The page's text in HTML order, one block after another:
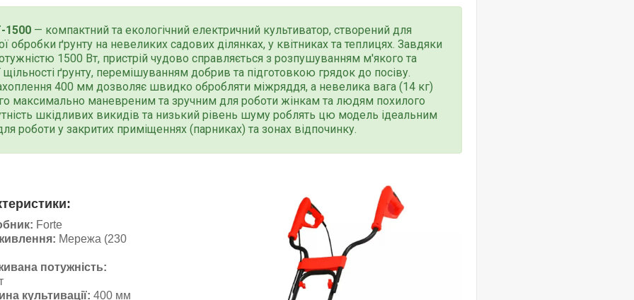
1500 — компактний та екологічний електричний культиватор, створений для
обробки ґрунту на невеликих садових ділянках, у квітниках та теплицях. Завдяки
1500 Вт, пристрій чудово справляється з розпушуванням м'якого та
щільності ґрунту, перемішуванням добрив та підготовкою грядок до посіву.
400 мм дозволяє швидко обробляти міжряддя, а невелика вага (14 кг)
максимально маневреним та зручним для роботи жінкам та людям похилого
шкідливих викидів та низький рівень шуму роблять цю модель ідеальним
роботи у закритих приміщеннях (парниках) та зонах відпочинку.
Forte
Мережа (230
потужність:
культивації: 400 мм